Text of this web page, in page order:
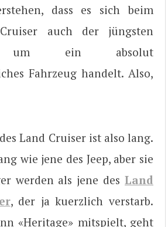
dass es sich beim
auch der jüngsten
um ein absolut
Fahrzeug handelt. Also,
Land Cruiser ist also lang.
wie jene des Jeep, aber sie
werden als jene des Land
, der ja kuerzlich verstarb.
«Heritage» mitspielt, geht